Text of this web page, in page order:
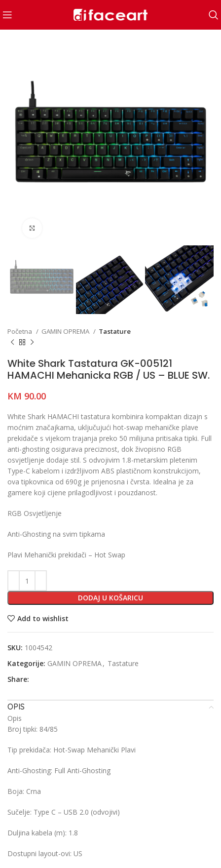
Početna GAMIN OPREMA Tastature
White Shark Tastatura GK-005121
HAMACHI Mehanicka RGB / US – BLUE SW.
KM 90.00
White Shark HAMACHI tastatura kombinira kompaktan dizajn s
moćnim značajkama, uključujući hot-swap mehaničke plave
prekidače s vijekom trajanja preko 50 milijuna pritisaka tipki. Full
anti-ghosting osigurava preciznost, dok živopisno RGB
osvjetljenje dodaje stil. S odvojivim 1.8-metarskim pletenim
Type-C kabelom i izdržljivom ABS plastičnom konstrukcijom,
ova tipkovnica od 690g je prijenosna i čvrsta. Idealna je za
gamere koji cijene prilagodljivost i pouzdanost.
RGB Osvjetljenje
Anti-Ghosting na svim tipkama
Plavi Mehanički prekidači – Hot Swap
DODAJ U KOŠARICU
Add to wishlist
SKU: 1004542
Kategorije: GAMIN OPREMA, Tastature
Share:
OPIS
Opis
Broj tipki: 84/85
Tip prekidača: Hot-Swap Mehanički Plavi
Anti-Ghosting: Full Anti-Ghosting
Boja: Crna
Sučelje: Type C – USB 2.0 (odvojivi)
Duljina kabela (m): 1.8
Dostupni layout-ovi: US